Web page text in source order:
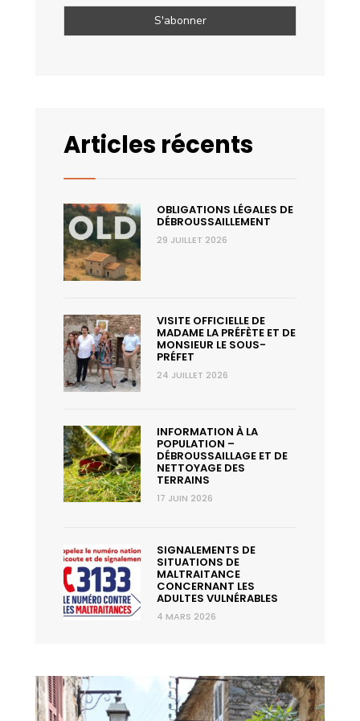
Articles récents
OBLIGATIONS LÉGALES DE
DÉBROUSSAILLEMENT
29 JUILLET 2026
VISITE OFFICIELLE DE
MADAME LA PRÉFÈTE ET DE
MONSIEUR LE SOUS-
PRÉFET
24 JUILLET 2026
INFORMATION À LA
POPULATION –
DÉBROUSSAILLAGE ET DE
NETTOYAGE DES
TERRAINS
17 JUIN 2026
SIGNALEMENTS DE
SITUATIONS DE
MALTRAITANCE
CONCERNANT LES
ADULTES VULNÉRABLES
4 MARS 2026